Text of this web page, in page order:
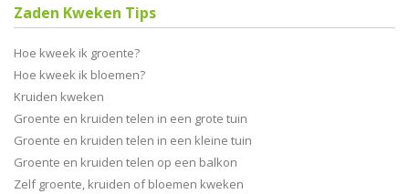
Zaden Kweken Tips
Hoe kweek ik groente?
Hoe kweek ik bloemen?
Kruiden kweken
Groente en kruiden telen in een grote tuin
Groente en kruiden telen in een kleine tuin
Groente en kruiden telen op een balkon
Zelf groente, kruiden of bloemen kweken